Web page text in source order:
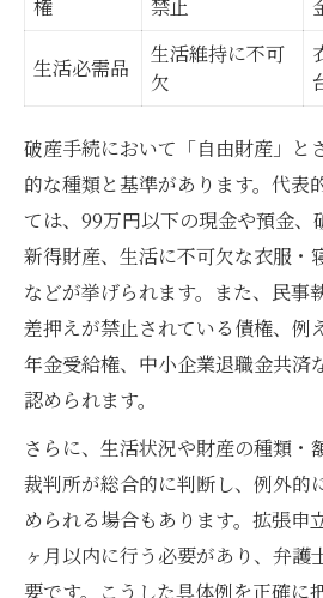
年金や退職金受給権の
扶養請求権と自由財産
生活を守る自由財産の拡張
自由財産拡張申立書の
拡張申立ての流れと必
申立期限内に行うため
拡張申立て後の裁判所
弁護士が教える申立て
権
禁止
生活必需品
生活維持に不可
欠
破産手続において「自由財産」と
的な種類と基準があります。代表
ては、99万円以下の現金や預金、
新得財産、生活に不可欠な衣服・
などが挙げられます。また、民事
差押えが禁止されている債権、例
年金受給権、中小企業退職金共済
認められます。
さらに、生活状況や財産の種類・
裁判所が総合的に判断し、例外的
められる場合もあります。拡張申
ヶ月以内に行う必要があり、弁護
要です。こうした具体例を正確に